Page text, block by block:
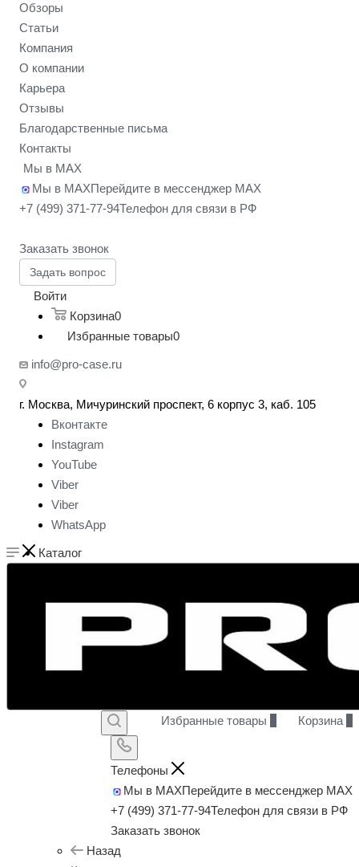
Обзоры
Статьи
Компания
О компании
Карьера
Отзывы
Благодарственные письма
Контакты
Мы в MAX
Мы в MAXПерейдите в мессенджер MAX
+7 (499) 371-77-94Телефон для связи в РФ
Заказать звонок
Задать вопрос
Войти
Корзина0
Избранные товары0
info@pro-case.ru
г. Москва, Мичуринский проспект, 6 корпус 3, каб. 105
Вконтакте
Instagram
YouTube
Viber
Viber
WhatsApp
Избранные товары Корзина
Телефоны
Мы в MAXПерейдите в мессенджер MAX
+7 (499) 371-77-94Телефон для связи в РФ
Заказать звонок
Каталог
Назад